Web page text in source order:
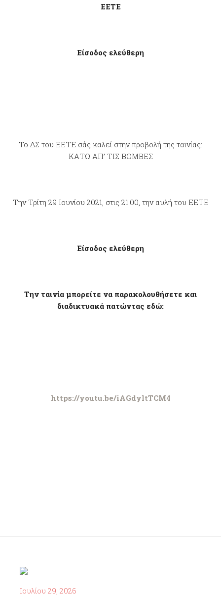
ΕΕΤΕ
Είσοδος ελεύθερη
Το ΔΣ του ΕΕΤΕ σάς καλεί στην προβολή της ταινίας:
ΚΑΤΩ ΑΠ’ ΤΙΣ ΒΟΜΒΕΣ
Την Τρίτη 29 Ιουνίου 2021, στις 21.00, την αυλή του ΕΕΤΕ
Είσοδος ελεύθερη
Την ταινία μπορείτε να παρακολουθήσετε και
διαδικτυακά πατώντας εδώ:
https://youtu.be/iAGdyltTCM4
Ιουλίου 29, 2026